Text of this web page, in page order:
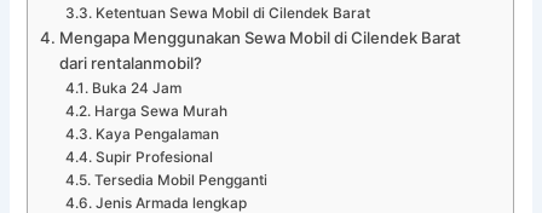
Ketentuan Sewa Mobil di Cilendek Barat
Mengapa Menggunakan Sewa Mobil di Cilendek Barat
dari rentalanmobil?
Buka 24 Jam
Harga Sewa Murah
Kaya Pengalaman
Supir Profesional
Tersedia Mobil Pengganti
Jenis Armada lengkap